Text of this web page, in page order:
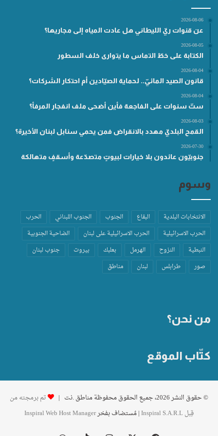
2026-08-06
عن قنوات ريّ الليطاني هل عادت المياه إلى مجاريها؟
2026-08-05
الكتابة على خطّ التماس ما يتوارى خلف السطور
2026-08-04
قانون الصيد المائيّ.. لحماية الصيّادين أم احتكار الشركات؟
2026-08-04
ستّ سنوات على الفاجعة فأين أضحى ملف انفجار المرفأ؟
2026-08-03
القمح البلديّ مهدد بالانقراض فمن يحمي سنابل لبنان الأخيرة؟
2026-07-30
جنوبيّون عائدون بلا خيارات لبيوتٍ متصدّعة وأسقفٍ متهالكة
وسوم
الانتخابات البلدية البقاع الجنوب الجنوب اللبناني
الحرب
الحرب الاسرائيلية
الحرب الاسرائيلية على لبنان
الضاحية الجنوبية
النبطية
النزوح الهرمل بعلبك بيروت
جنوب لبنان
صور
طرابلس لبنان مناطق
من نحن؟
كتّاب الموقع
© حقوق النشر 2026، جميع الحقوق محفوظة مناطق .نت |
تم برمجته من
قِبل Inspiral S.A.R.L
| مُستضاف بفخرInspiral Web Host Manager